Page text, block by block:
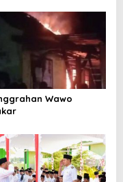
Berfungsi
Wawo